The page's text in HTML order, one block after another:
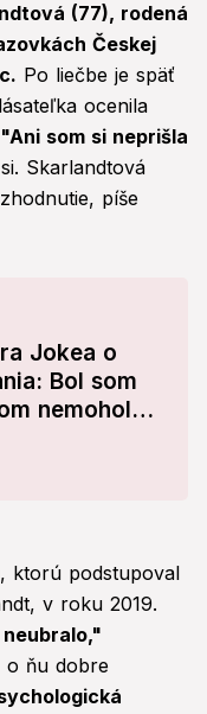
(77), rodená
Českej
Po liečbe je späť
ocenila
"Ani som si neprišla
Skarlandtová
píše
Jokea o
Bol som
nemohol
ktorú podstupoval
v roku 2019.
o ňu dobre